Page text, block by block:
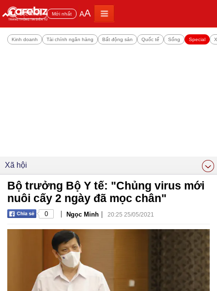
Đọc nhiều Mới nhất AA
Kinh doanh Tài chính ngân hàng Bất động sản Quốc tế Sống Special
Xã hội
Bộ trưởng Bộ Y tế: "Chủng virus mới
nuôi cấy 2 ngày đã mọc chân"
0 | Ngọc Minh | 20:25 25/05/2021